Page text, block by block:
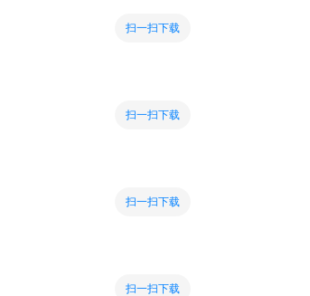
扫一扫下载
扫一扫下载
扫一扫下载
扫一扫下载